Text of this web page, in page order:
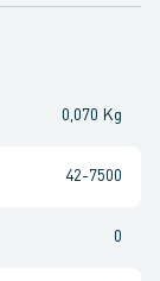
0,070 Kg
42-7500
0